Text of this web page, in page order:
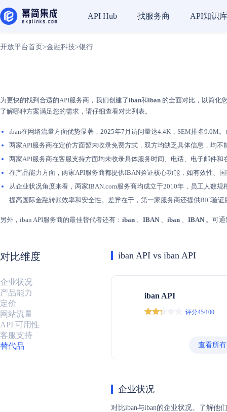
API Hub 找服务商 API知识库
开放平台首页 >金融科技>银行
为更快的找到合适的API服务商，我们创建了iban和iban 的全面对比，以简化
了解哪种方案满足您的需求，请仔细查看对比列表。
iban在网络流量方面优势显著，2025年7月访问量达4.4K，SEM排名9.0M
两家API服务商在定价方面暂未收录免费方式，双方均缺乏具体信息，均不
两家API服务商在客服支持方面均未收录具体服务时间、电话、电子邮件
在产品能力方面，两家API服务商都提供IBAN验证核心功能，如有效性、
从企业状况角度来看，两家IBAN.com服务商均成立于2010年，员工人数
提高国际金融转账效率和安全性。差异在于，第一家服务商还提供BIC验
另外，iban API服务商的最佳替代者还有： iban 、 IBAN 、 iban 、 IBAN 。可
对比维度
企业状况
产品能力
定价
网站流量
API 可用性
客服支持
替代品
iban API vs iban API
iban API
评分45/100
查看所
企业状况
对比iban与iban的企业状况。了解他